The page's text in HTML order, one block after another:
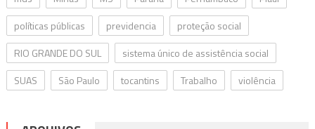
políticas públicas
previdencia
proteção social
RIO GRANDE DO SUL
sistema único de assistência social
SUAS
São Paulo tocantins Trabalho violência